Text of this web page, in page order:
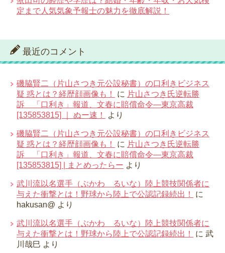
定まで人気気象予報士の魅力を徹底解説！
最近のコメント
磯脇賢二（片山さつき元公設秘書）の口利きビジネス
疑 惑とは？経歴顔画像も！
に 片山さつき氏逆転勝
訴 「口利き」報道、文春に賠償命令―東京高裁
[135853815] ｜ ぬー速！
より
磯脇賢二（片山さつき元公設秘書）の口利きビジネス
疑 惑とは？経歴顔画像も！
に 片山さつき氏逆転勝
訴 「口利き」報道、文春に賠償命令―東京高裁
[135853815] | まとめったらー より
武川流以名選手（ぶかわ るいな）陸上競技関係者に
与えた衝撃とは！野球から陸上で公認記録続出！
に
hakusan@ より
武川流以名選手（ぶかわ るいな）陸上競技関係者に
与えた衝撃とは！野球から陸上で公認記録続出！
に 武
川哉巳 より